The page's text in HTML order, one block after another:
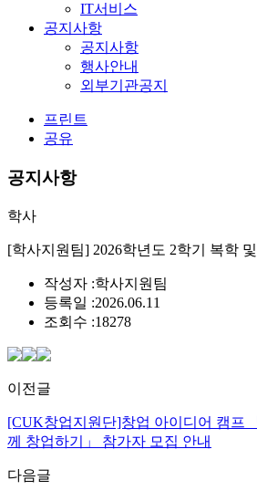
IT서비스
공지사항
공지사항
행사안내
외부기관공지
프린트
공유
공지사항
학사
[학사지원팀] 2026학년도 2학기 복학
작성자 :학사지원팀
등록일 :2026.06.11
조회수 :18278
이전글
[CUK창업지원단]창업 아이디어 캠프
께 창업하기」 참가자 모집 안내
다음글